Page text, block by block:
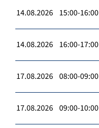
14.08.2026 15:00-16:00
14.08.2026 16:00-17:00
17.08.2026 08:00-09:00
17.08.2026 09:00-10:00